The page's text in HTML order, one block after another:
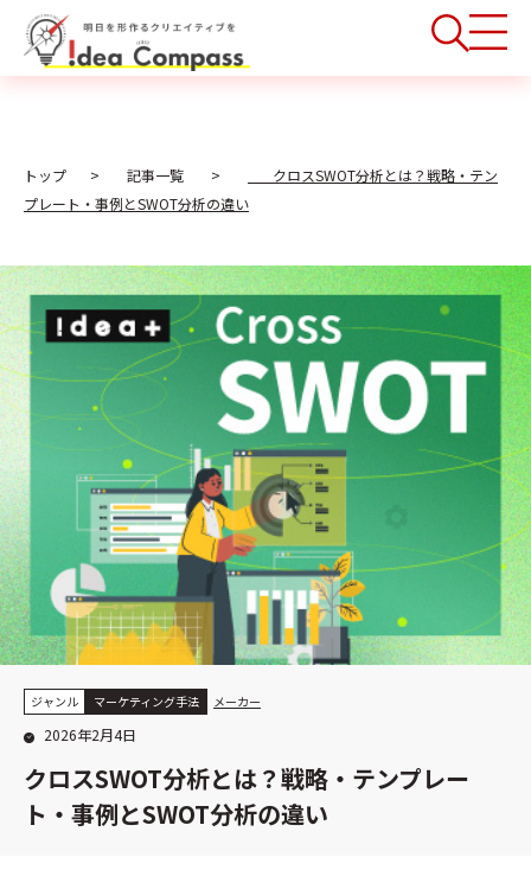
トップ 記事一覧
クロスSWOT分析とは？戦略・テン
プレート・事例とSWOT分析の違い
ジャンル マーケティング手法 メーカー
2026年2月4日
クロスSWOT分析とは？戦略・テンプレー
ト・事例とSWOT分析の違い